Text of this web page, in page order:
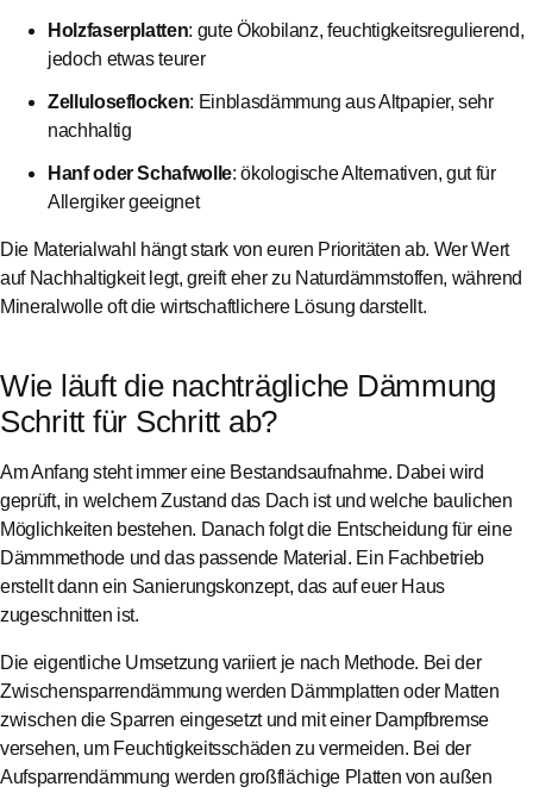
Holzfaserplatten: gute Ökobilanz, feuchtigkeitsregulierend,
jedoch etwas teurer
Zelluloseflocken: Einblasdämmung aus Altpapier, sehr
nachhaltig
Hanf oder Schafwolle: ökologische Alternativen, gut für
Allergiker geeignet
Die Materialwahl hängt stark von euren Prioritäten ab. Wer Wert
auf Nachhaltigkeit legt, greift eher zu Naturdämmstoffen, während
Mineralwolle oft die wirtschaftlichere Lösung darstellt.
Wie läuft die nachträgliche Dämmung
Schritt für Schritt ab?
Am Anfang steht immer eine Bestandsaufnahme. Dabei wird
geprüft, in welchem Zustand das Dach ist und welche baulichen
Möglichkeiten bestehen. Danach folgt die Entscheidung für eine
Dämmmethode und das passende Material. Ein Fachbetrieb
erstellt dann ein Sanierungskonzept, das auf euer Haus
zugeschnitten ist.
Die eigentliche Umsetzung variiert je nach Methode. Bei der
Zwischensparrendämmung werden Dämmplatten oder Matten
zwischen die Sparren eingesetzt und mit einer Dampfbremse
versehen, um Feuchtigkeitsschäden zu vermeiden. Bei der
Aufsparrendämmung werden großflächige Platten von außen